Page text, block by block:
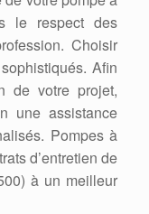
le respect des
Choisir
Afin
de votre projet,
une assistance
Pompes à
d’entretien de
à un meilleur